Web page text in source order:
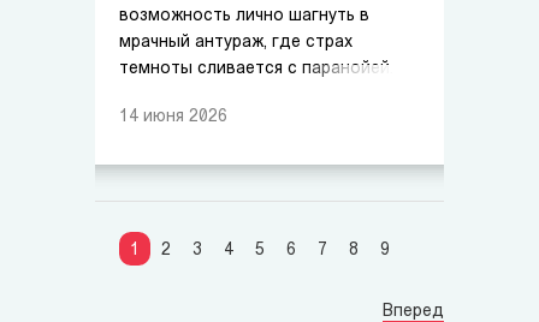
возможность лично шагнуть в
мрачный антураж, где страх
темноты сливается с паранойей.
14 июня 2026
1 2 3 4 5 6 7 8 9
Вперед